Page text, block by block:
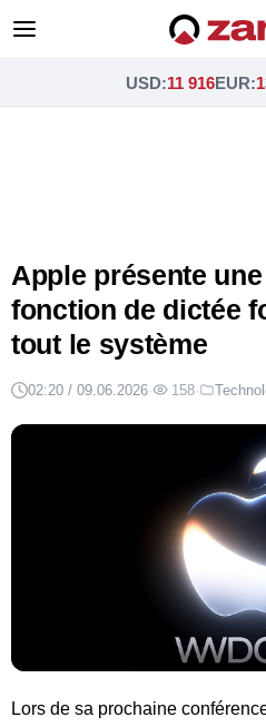
USD:11 916EUR:
Apple présente
fonction de dictée
tout le système
02:20 / 09.06.2026· 158·
Lors de sa prochaine